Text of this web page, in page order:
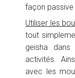
façon passive
Utiliser les
tout
geisha
activités.
avec les